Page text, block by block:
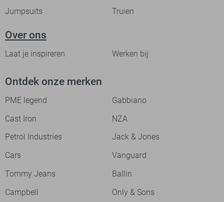
Jumpsuits
Truien
Over ons
Laat je inspireren Werken bij
Ontdek onze merken
PME legend
Gabbiano
Cast Iron
NZA
Petrol Industries
Jack & Jones
Cars
Vanguard
Tommy Jeans
Ballin
Campbell
Only & Sons